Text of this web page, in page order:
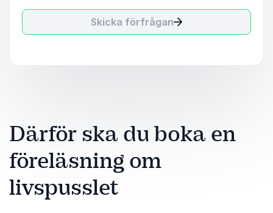
Skicka förfrågan
Därför ska du boka en
föreläsning om
livspusslet